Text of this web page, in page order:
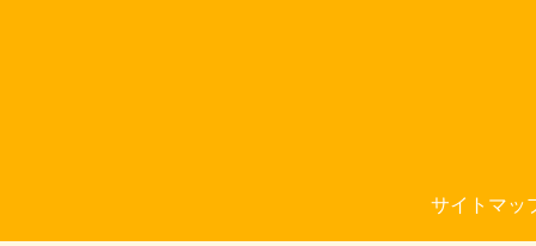
サイトマッ